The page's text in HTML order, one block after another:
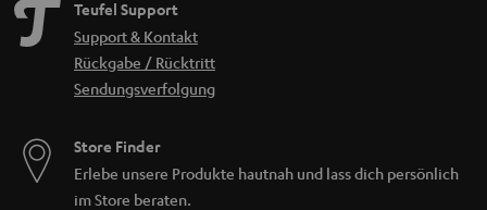
Teufel Support
Support & Kontakt
Rückgabe / Rücktritt
Sendungsverfolgung
Store Finder
Erlebe unsere Produkte hautnah und lass dich persönlich
im Store beraten.